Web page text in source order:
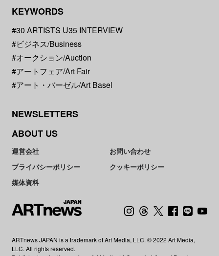
KEYWORDS
#30 ARTISTS U35 INTERVIEW
#ビジネス/Business
#オークション/Auction
#アートフェア/Art Fair
#アート・バーゼル/Art Basel
NEWSLETTERS
ABOUT US
運営会社
お問い合わせ
プライバシーポリシー
クッキーポリシー
媒体資料
ARTnews JAPAN is a trademark of Art Media, LLC. © 2022 Art Media,
LLC. All rights reserved.